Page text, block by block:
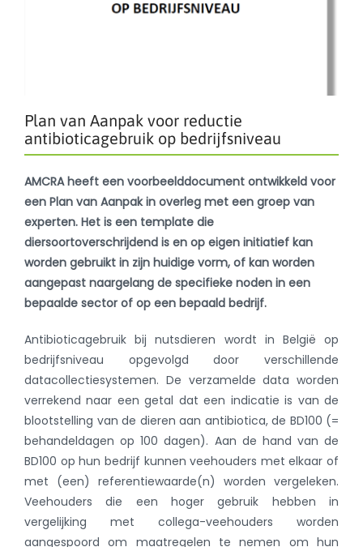
Plan van Aanpak voor reductie
antibioticagebruik op bedrijfsniveau
AMCRA heeft een voorbeelddocument ontwikkeld voor
een Plan van Aanpak in overleg met een groep van
experten. Het is een template die
diersoortoverschrijdend is en op eigen initiatief kan
worden gebruikt in zijn huidige vorm, of kan worden
aangepast naargelang de specifieke noden in een
bepaalde sector of op een bepaald bedrijf.
Antibioticagebruik bij nutsdieren wordt in België op
bedrijfsniveau opgevolgd door verschillende
datacollectiesystemen. De verzamelde data worden
verrekend naar een getal dat een indicatie is van de
blootstelling van de dieren aan antibiotica, de BD100 (=
behandeldagen op 100 dagen). Aan de hand van de
BD100 op hun bedrijf kunnen veehouders met elkaar of
met (een) referentiewaarde(n) worden vergeleken.
Veehouders die een hoger gebruik hebben in
vergelijking met collega-veehouders worden
aangespoord om maatregelen te nemen om hun